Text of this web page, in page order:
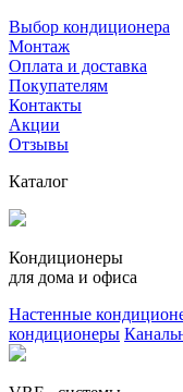
Выбор кондиционера
Монтаж
Оплата и доставка
Покупателям
Контакты
Акции
Отзывы
Каталог
Кондиционеры
для дома и офиса
Настенные
кондиционеры